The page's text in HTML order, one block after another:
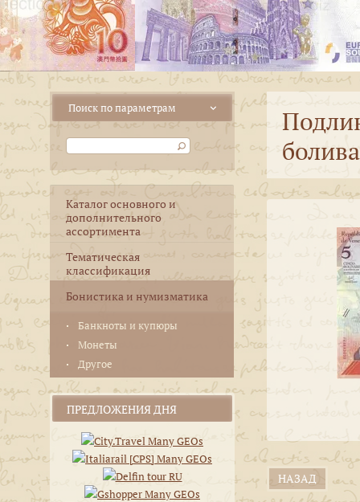
НАЗАД
Каталог основного и
дополнительного
ассортимента
Тематическая
классификация
Бонистика и нумизматика
Банкноты и купюры
Монеты
Другое
ПРЕДЛОЖЕНИЯ ДНЯ